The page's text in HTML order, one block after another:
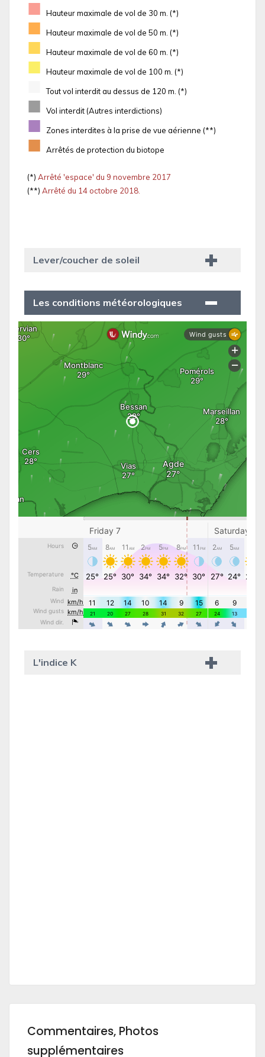
■ Hauteur maximale de vol de 30 m. (*)
■ Hauteur maximale de vol de 50 m. (*)
■ Hauteur maximale de vol de 60 m. (*)
■ Hauteur maximale de vol de 100 m. (*)
Tout vol interdit au dessus de 120 m. (*)
■ Vol interdit (Autres interdictions)
■ Zones interdites à la prise de vue aérienne (**)
■ Arrêtés de protection du biotope
(*) Arrêté 'espace' du 9 novembre 2017
(**) Arrêté du 14 octobre 2018.
Lever/coucher de soleil
Les conditions météorologiques
L'indice K
Commentaires, Photos
supplémentaires